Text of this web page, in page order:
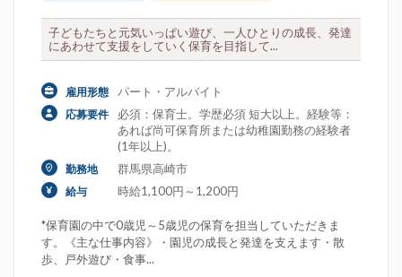
子どもたちと元気いっぱい遊び、一人ひとりの成長、発達
にあわせて支援をしていく保育を目指して...
雇用形態 パート・アルバイト
応募要件
必須：保育士。学歴必須 短大以上。経験等：
あれば尚可保育所または幼稚園勤務の経験者
(1年以上)。
勤務地 群馬県高崎市
給与 時給1,100円～1,200円
*保育園の中で0歳児～5歳児の保育を担当していただきま
す。《主な仕事内容》・園児の成長と発達を支えます・散
歩、戸外遊び・食事...